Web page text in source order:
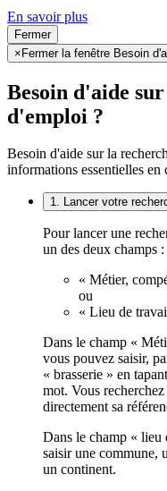
En savoir plus
Fermer
×Fermer la fenêtre Besoin
Besoin d'aide
d'emploi ?
Besoin d'aide sur la
informations essentielles
1. Lancer votre
Pour lancer une
un des deux champs :
« Métier,
ou
« Lieu de
Dans le champ «
vous pouvez saisir,
« brasserie » en
mot. Vous
directement sa
Dans le champ « lieu
saisir une commune,
un continent.